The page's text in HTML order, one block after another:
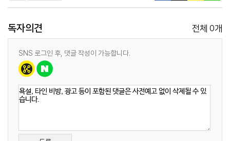
독자의견 전체 0개
SNS 로그인 후, 댓글 작성이 가능합니다.